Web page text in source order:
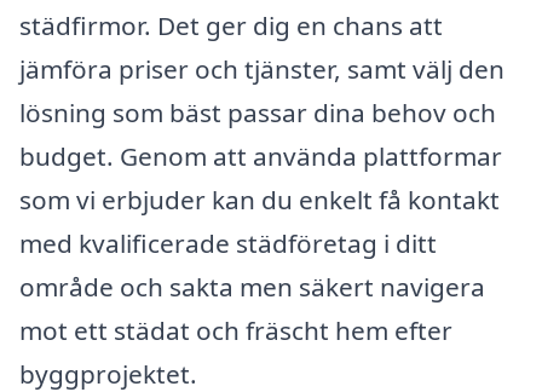
städfirmor. Det ger dig en chans att
jämföra priser och tjänster, samt välj den
lösning som bäst passar dina behov och
budget. Genom att använda plattformar
som vi erbjuder kan du enkelt få kontakt
med kvalificerade städföretag i ditt
område och sakta men säkert navigera
mot ett städat och fräscht hem efter
byggprojektet.